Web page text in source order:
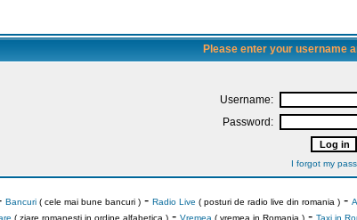
Please enter your username
Username:
Password:
I forgot my
Bancuri( cele mai bune bancuri )- Radio Live ( posturi de radio live din romania )-
( ziare romanesti in ordine alfabetica )- Vremea ( vremea in Romania )- Taxi in